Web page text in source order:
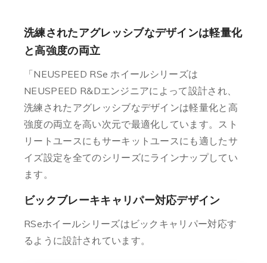
洗練されたアグレッシブなデザインは軽量化
と高強度の両立
「NEUSPEED RSe ホイールシリーズは
NEUSPEED R&Dエンジニアによって設計され、
洗練されたアグレッシブなデザインは軽量化と高
強度の両立を高い次元で最適化しています。スト
リートユースにもサーキットユースにも適したサ
イズ設定を全てのシリーズにラインナップしてい
ます。
ビックブレーキキャリパー対応デザイン
RSeホイールシリーズはビックキャリパー対応す
るように設計されています。